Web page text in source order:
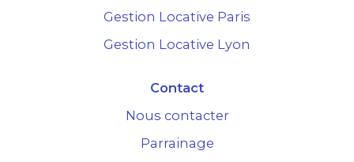
Gestion Locative Paris
Gestion Locative Lyon
Contact
Nous contacter
Parrainage